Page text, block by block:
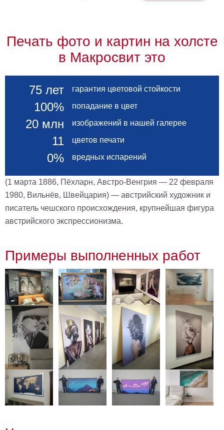
Печать фото и картин на холсте
в Макросвит это
75 лет гарантия цветовой стойкости
100% попадание в цвет
20 млн изображений в нашей галерее
11 цветов печати
0% вредных испарений
(1 марта 1886, Пёхларн, Австро-Венгрия — 22 февраля
1980, Вильнёв, Швейцария) — австрийский художник и
писатель чешского происхождения, крупнейшая фигура
австрийского экспрессионизма.
Примеры выполненных работ